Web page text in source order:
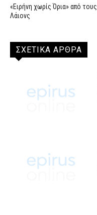
«Ειρήνη χωρίς Όρια» από τους
Λάιονς
ΣΧΕΤΙΚΑ ΑΡΘΡΑ